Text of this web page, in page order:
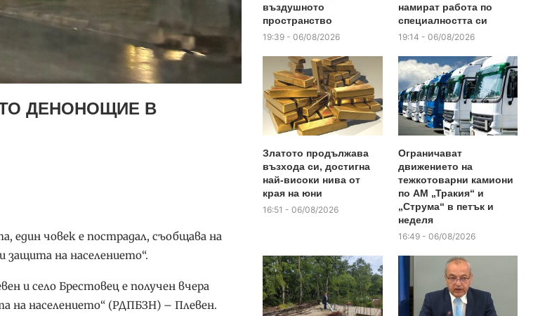
ДЕНОНОЩИЕ В
един човек е пострадал, съобщава на
защита на населението“.
и село Брестовец е получен вчера
на населението“ (РДПБЗН) – Плевен.
въздушното
пространство
19:39 - 06/08/2026
намират работа по
специалността си
19:14 - 06/08/2026
Златото продължава
възхода си, достигна
най-високи нива от
края на юни
16:51 - 06/08/2026
Ограничават
движението на
тежкотоварни камиони
по АМ „Тракия“ и
„Струма“ в петък и
неделя
16:49 - 06/08/2026